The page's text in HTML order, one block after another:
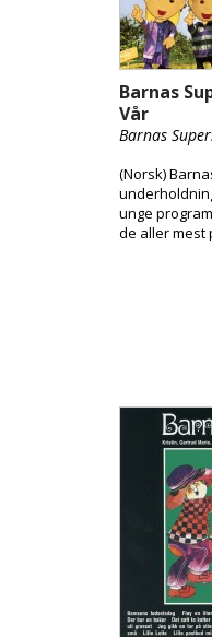
Barnas
Vår
Barnas
(Norsk)
unge
de aller